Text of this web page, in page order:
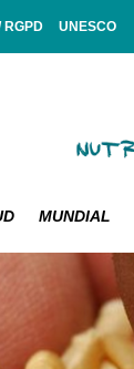
RGPD UNESCO
MUNDIAL